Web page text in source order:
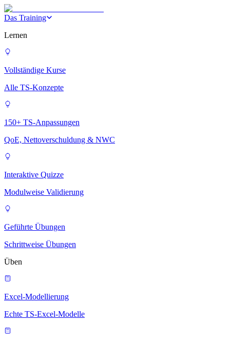
Das Training
Lernen
Vollständige Kurse
Alle TS-Konzepte
150+ TS-Anpassungen
QoE, Nettoverschuldung & NWC
Interaktive Quizze
Modulweise Validierung
Geführte Übungen
Schrittweise Übungen
Üben
Excel-Modellierung
Echte TS-Excel-Modelle